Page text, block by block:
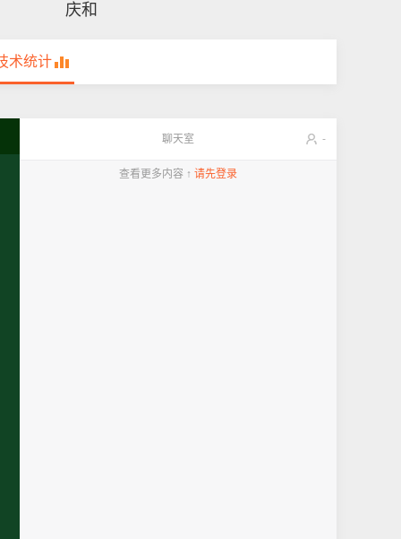
庆和
术统计
聊天室 -
查看更多内容 ↑ 请先登录